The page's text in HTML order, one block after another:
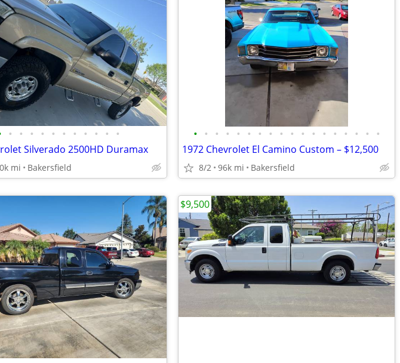
• • • • • • • • • • •
Silverado 2500HD Duramax
mi Bakersfield
• • • • • • • • • • • • • • • • • •
1972 Chevrolet El Camino Custom – $12,500
8/2 96k mi Bakersfield
$9,500